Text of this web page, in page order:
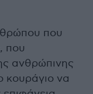
που
που
ανθρώπινης
κουράγιο να